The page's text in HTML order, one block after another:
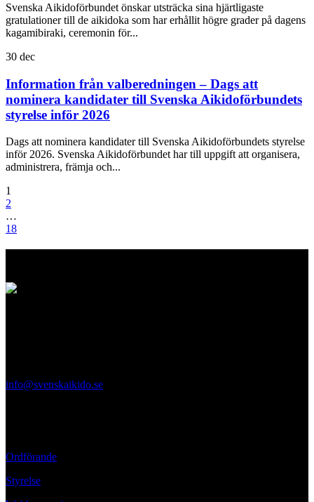
Svenska Aikidoförbundet önskar utsträcka sina hjärtligaste
gratulationer till de aikidoka som har erhållit högre grader på dagens
kagamibiraki, ceremonin för...
30 dec
Information från valberedningen – Dags att
nominera kandidater till Svenska Aikidoförbundets
styrelse inför 2026
Dags att nominera kandidater till Svenska Aikidoförbundets styrelse
inför 2026. Svenska Aikidoförbundet har till uppgift att organisera,
administrera, främja och...
1
2
…
18
info@svenskaikido.se
Ordförande
Styrelse